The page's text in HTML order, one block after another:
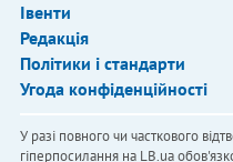
Івенти
Редакція
Політики і стандарти
Угода конфіденційності
У разі повного чи часткового
гіперпосилання на LB.ua